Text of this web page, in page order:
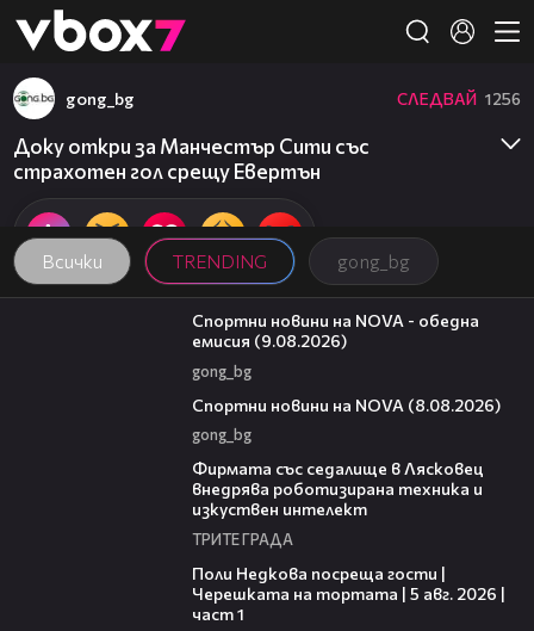
👾
Всички TRENDING gong_bg
gong_bg СЛЕДВАЙ 1256
Доку откри за Манчестър Сити със
страхотен гол срещу Евертън
04:25
Спортни новини на NOVA - обедна
емисия (9.08.2026)
gong_bg
Спортни новини на NOVA (8.08.2026)
gong_bg
Фирмата със седалище в Лясковец
внедрява роботизирана техника и
изкуствен интелект
ТРИТЕ ГРАДА
Поли Недкова посреща гости |
Черешката на тортата | 5 авг. 2026 |
част 1